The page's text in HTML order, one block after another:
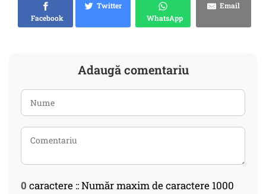
Facebook
Twitter
WhatsApp
Email
Adaugă comentariu
0 caractere :: Număr maxim de caractere 1000